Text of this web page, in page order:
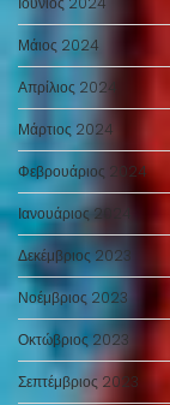
Μάιος 2024
Απρίλιος 2024
Μάρτιος 2024
Φεβρουάριος 2024
Ιανουάριος 2024
Δεκέμβριος 2023
Νοέμβριος 2023
Οκτώβριος 2023
Σεπτέμβριος 2023